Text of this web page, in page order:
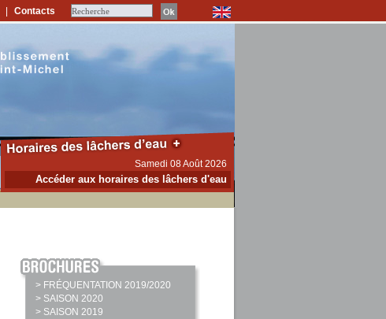
Contacts
Samedi 08 Août 2026
Accéder aux horaires des lâchers d'eau
> FRÉQUENTATION 2019/2020
> SAISON 2020
> SAISON 2019